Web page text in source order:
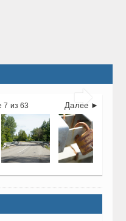

Далее ►
7 из 63